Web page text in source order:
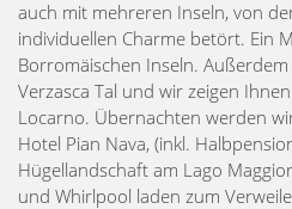
auch mit mehreren Inseln, von
individuellen Charme betört. Ein
Borromäischen Inseln.
Verzasca Tal und wir zeigen
Locarno. Übernachten werden
Hotel Pian Nava, (inkl.
Hügellandschaft am Lago
und Whirlpool laden zum